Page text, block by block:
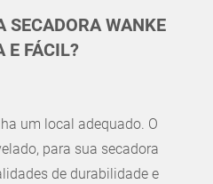
SECADORA WANKE
E FÁCIL?
um local adequado. O
para sua secadora
de durabilidade e